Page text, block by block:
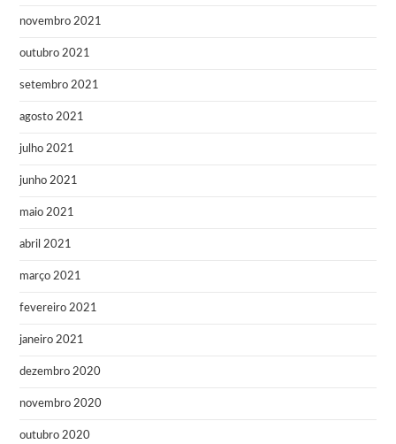
novembro 2021
outubro 2021
setembro 2021
agosto 2021
julho 2021
junho 2021
maio 2021
abril 2021
março 2021
fevereiro 2021
janeiro 2021
dezembro 2020
novembro 2020
outubro 2020